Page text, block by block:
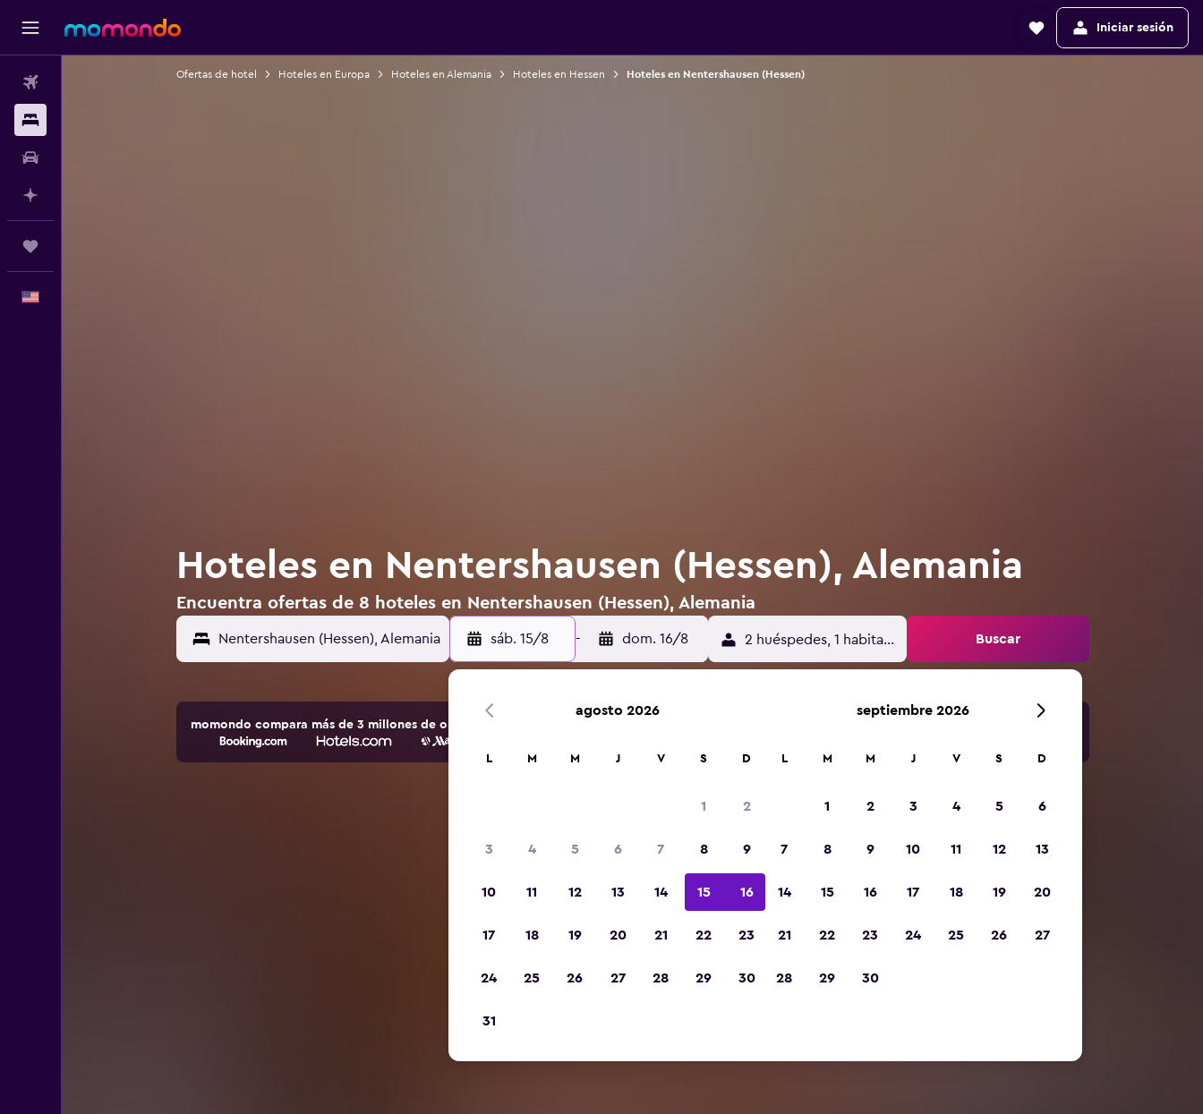
Iniciar sesión
Ofertas de hotel Hoteles en Europa Hoteles en Alemania Hoteles en Hessen Hoteles en Nentershausen (Hessen)
Hoteles en Nentershausen (Hessen), Alemania
Encuentra ofertas de 8 hoteles en Nentershausen (Hessen), Alemania
Nentershausen (Hessen), Alemania sáb. 15/8 - dom. 16/8 2 huéspedes, 1 habitación Buscar
momondo compara más de 3 millones de opciones de hoteles y alojamientos.
agosto 2026
L M M J V S D
1 2
3 4 5 6 7 8 9
10 11 12 13 14 15 16
17 18 19 20 21 22 23
24 25 26 27 28 29 30
31
septiembre 2026
L M M J V S D
1 2 3 4 5 6
7 8 9 10 11 12 13
14 15 16 17 18 19 20
21 22 23 24 25 26 27
28 29 30